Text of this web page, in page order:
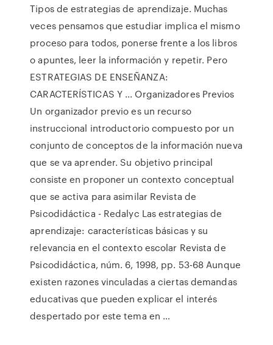
Tipos de estrategias de aprendizaje. Muchas
veces pensamos que estudiar implica el mismo
proceso para todos, ponerse frente a los libros
o apuntes, leer la información y repetir. Pero
ESTRATEGIAS DE ENSEÑANZA:
CARACTERÍSTICAS Y ... Organizadores Previos
Un organizador previo es un recurso
instruccional introductorio compuesto por un
conjunto de conceptos de la información nueva
que se va aprender. Su objetivo principal
consiste en proponer un contexto conceptual
que se activa para asimilar Revista de
Psicodidáctica - Redalyc Las estrategias de
aprendizaje: características básicas y su
relevancia en el contexto escolar Revista de
Psicodidáctica, núm. 6, 1998, pp. 53-68 Aunque
existen razones vinculadas a ciertas demandas
educativas que pueden explicar el interés
despertado por este tema en …